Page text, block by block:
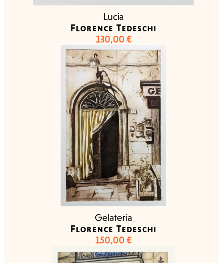
Lucia
Florence Tedeschi
130,00 €
Gelateria
Florence Tedeschi
150,00 €